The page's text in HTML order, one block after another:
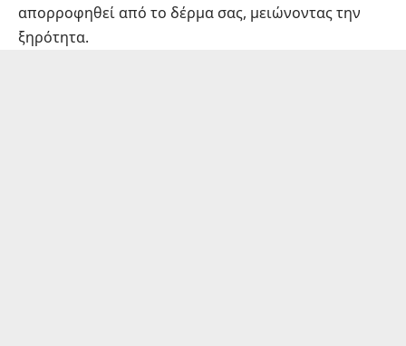
απορροφηθεί από το δέρμα σας, μειώνοντας την
ξηρότητα.